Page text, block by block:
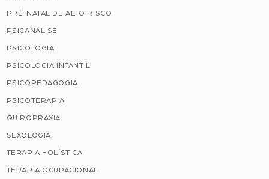
PRÉ-NATAL DE ALTO RISCO
PSICANÁLISE
PSICOLOGIA
PSICOLOGIA INFANTIL
PSICOPEDAGOGIA
PSICOTERAPIA
QUIROPRAXIA
SEXOLOGIA
TERAPIA HOLÍSTICA
TERAPIA OCUPACIONAL